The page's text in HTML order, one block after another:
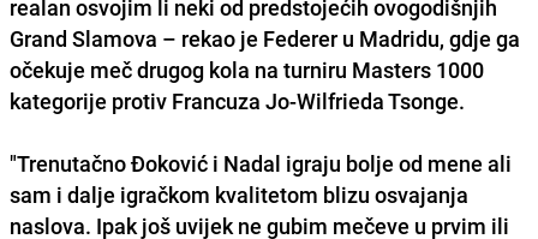
realan osvojim li neki od predstojećih ovogodišnjih
Grand Slamova – rekao je Federer u Madridu, gdje ga
očekuje meč drugog kola na turniru Masters 1000
kategorije protiv Francuza Jo-Wilfrieda Tsonge.
"Trenutačno Đoković i Nadal igraju bolje od mene ali
sam i dalje igračkom kvalitetom blizu osvajanja
naslova. Ipak još uvijek ne gubim mečeve u prvim ili